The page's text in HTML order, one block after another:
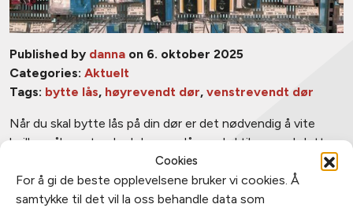
Cookies
For å gi de beste opplevelsene bruker vi cookies. Å
samtykke til det vil la oss behandle data som
Published by danna on 6. oktober 2025
Categories: Aktuelt
Tags: bytte lås, høyrevendt dør, venstrevendt dør
Når du skal bytte lås på din dør er det nødvendig å vite
hvilke mål og standard den nye låsen skal tilpasses.I dette
skjemaet kan du notere målene og informasjon om den
gamle låsen, så finner du rett lås og riktige beslag til
utskiftingen. Ta skjemaet med til din NL Låsesmed når du